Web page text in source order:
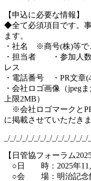
【申込に必要な情報】
◆全て必須項目です。
ます。
・社名 ※商号(株)等で
・担当者 ・参加人
レス
・電話番号 ・PR文章
・会社ロゴ画像（jpeg
上限2MB）
※会社ロゴマークと
に掲載させていただきま
_/_/_/_/_/_/_/_/_/_/_/_/_/
【日管協フォーラム
○日 時：2025年11月
○会 場：明治記念館